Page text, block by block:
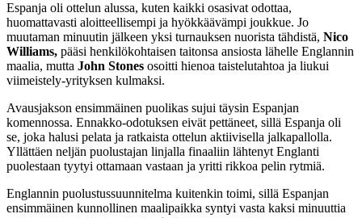
Espanja oli ottelun alussa, kuten kaikki osasivat odottaa,
huomattavasti aloitteellisempi ja hyökkäävämpi joukkue. Jo
muutaman minuutin jälkeen yksi turnauksen nuorista tähdistä, Nico
Williams, pääsi henkilökohtaisen taitonsa ansiosta lähelle Englannin
maalia, mutta John Stones osoitti hienoa taistelutahtoa ja liukui
viimeistely-yrityksen kulmaksi.
Avausjakson ensimmäinen puolikas sujui täysin Espanjan
komennossa. Ennakko-odotuksen eivät pettäneet, sillä Espanja oli
se, joka halusi pelata ja ratkaista ottelun aktiivisella jalkapallolla.
Yllättäen neljän puolustajan linjalla finaaliin lähtenyt Englanti
puolestaan tyytyi ottamaan vastaan ja yritti rikkoa pelin rytmiä.
Englannin puolustussuunnitelma kuitenkin toimi, sillä Espanjan
ensimmäinen kunnollinen maalipaikka syntyi vasta kaksi minuuttia